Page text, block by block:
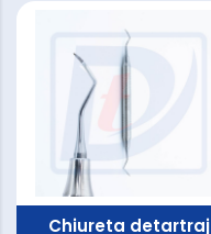
Chiureta detartraj